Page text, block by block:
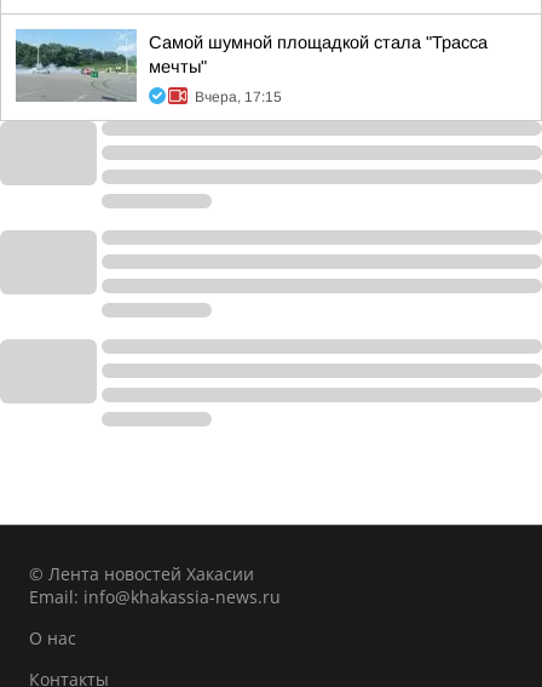
Самой шумной площадкой стала "Трасса
мечты"
Вчера, 17:15
© Лента новостей Хакасии
Email: info@khakassia-news.ru
О нас
Контакты